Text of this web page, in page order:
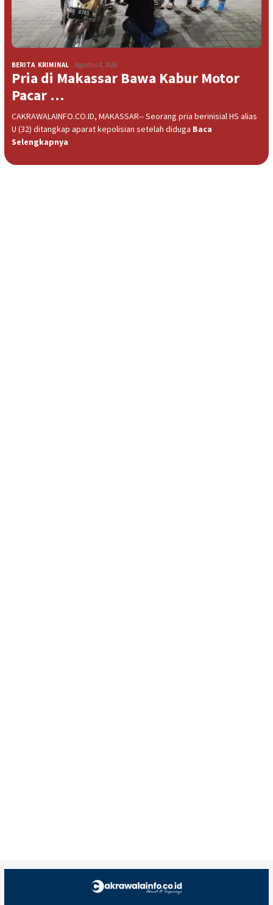
BERITA, KRIMINAL Agustus 4, 2026
Pria di Makassar Bawa Kabur Motor
Pacar …
CAKRAWALAINFO.CO.ID, MAKASSAR-- Seorang pria berinisial HS alias
U (32) ditangkap aparat kepolisian setelah diduga Baca
Selengkapnya